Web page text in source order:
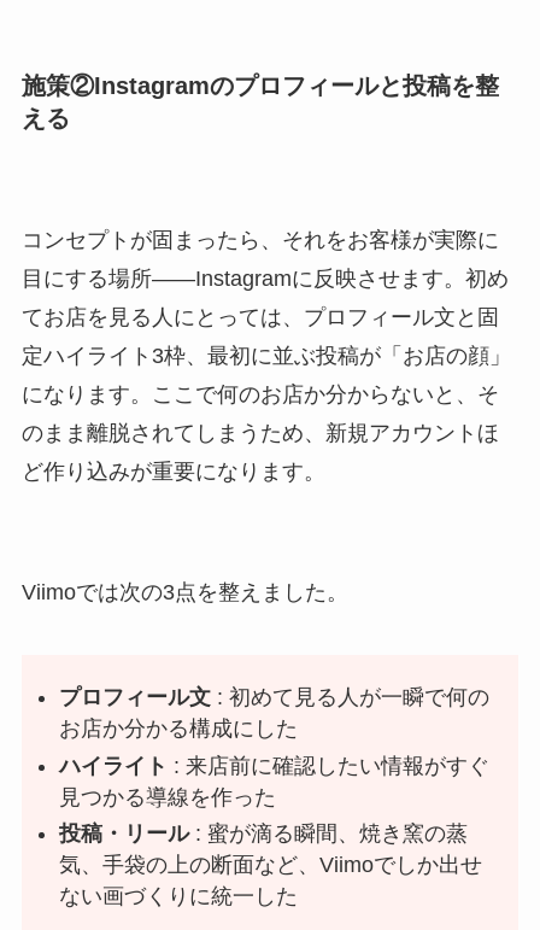
施策②Instagramのプロフィールと投稿を整
える
コンセプトが固まったら、それをお客様が実際に
目にする場所――Instagramに反映させます。初め
てお店を見る人にとっては、プロフィール文と固
定ハイライト3枠、最初に並ぶ投稿が「お店の顔」
になります。ここで何のお店か分からないと、そ
のまま離脱されてしまうため、新規アカウントほ
ど作り込みが重要になります。
Viimoでは次の3点を整えました。
プロフィール文 : 初めて見る人が一瞬で何の
お店か分かる構成にした
ハイライト : 来店前に確認したい情報がすぐ
見つかる導線を作った
投稿・リール: 蜜が滴る瞬間、焼き窯の蒸
気、手袋の上の断面など、Viimoでしか出せ
ない画づくりに統一した